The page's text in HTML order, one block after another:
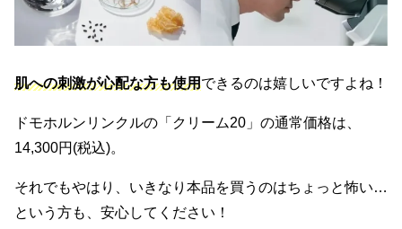
肌への刺激が心配な方も使用できるのは嬉しいですよね！
ドモホルンリンクルの「クリーム20」の通常価格は、
14,300円(税込)。
それでもやはり、いきなり本品を買うのはちょっと怖い…
という方も、安心してください！